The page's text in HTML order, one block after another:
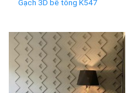
Gạch 3D bê tông K547